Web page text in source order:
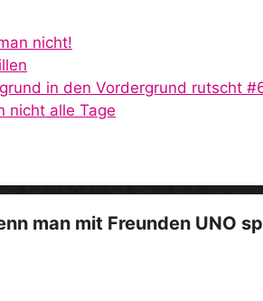
d
o
nicht!
in den Vordergrund rutscht
nicht alle Tage
man mit Freunden UNO